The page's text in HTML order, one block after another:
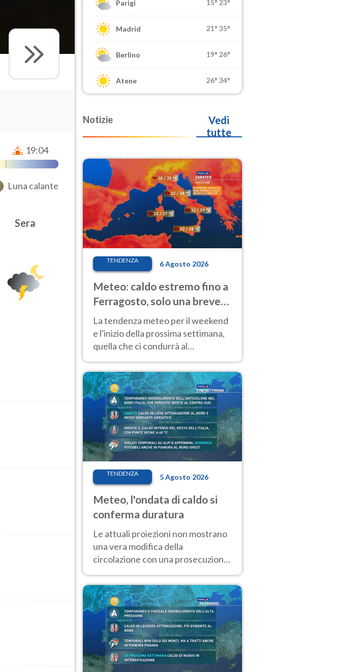
19:04
Luna calante
Sera
Parigi 15° 23°
Madrid 21° 35°
Berlino 19° 26°
Atene 26° 34°
Notizie
Vedi
tutte
TENDENZA 6 Agosto 2026
Meteo: caldo estremo fino a
Ferragosto, solo una breve
pausa. Ecco dove
La tendenza meteo per il weekend
e l'inizio della prossima settimana,
quella che ci condurrà al
temperature molto elevate
TENDENZA 5 Agosto 2026
Meteo, l'ondata di caldo si
conferma duratura
Le attuali proiezioni non mostrano
una vera modifica della
circolazione con una prosecuzione
giorni, compresa la settimana di
Ferragosto